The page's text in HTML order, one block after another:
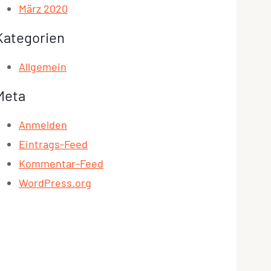
März 2020
Allgemein
Anmelden
Eintrags-Feed
Kommentar-Feed
WordPress.org